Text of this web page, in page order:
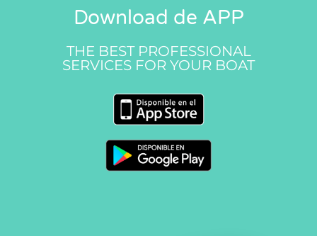
Download de APP
THE BEST PROFESSIONAL
SERVICES FOR YOUR BOAT